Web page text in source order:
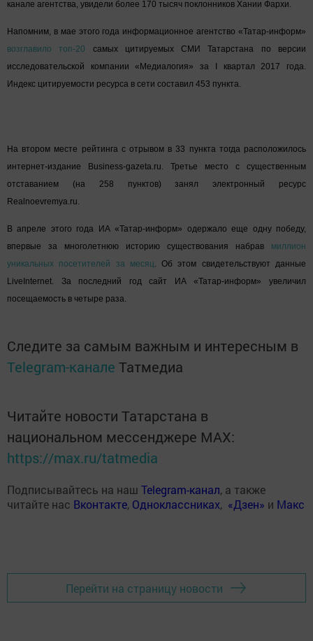
канале агентства, увидели более 170 тысяч поклонников Хании Фархи.
Напомним, в мае этого года информационное агентство «Татар-информ»
возглавило топ-20 самых цитируемых СМИ Татарстана по версии
исследовательской компании «Медиалогия» за I квартал 2017 года.
Индекс цитируемости ресурса в сети составил 453 пункта.
На втором месте рейтинга с отрывом в 33 пункта тогда расположилось
интернет-издание Business-gazeta.ru. Третье место с существенным
отставанием (на 258 пунктов) занял электронный ресурс
Realnoevremya.ru.
В апреле этого года ИА «Татар-информ» одержало еще одну победу,
впервые за многолетнюю историю существования набрав миллион
уникальных посетителей за месяц. Об этом свидетельствуют данные
LiveInternet. За последний год сайт ИА «Татар-информ» увеличил
посещаемость в четыре раза.
Следите за самым важным и интересным в
Telegram-канале Татмедиа
Читайте новости Татарстана в
национальном мессенджере MАХ:
https://max.ru/tatmedia
Подписывайтесь на наш Telegram-канал, а также
читайте нас Вконтакте, Одноклассниках, «Дзен» и Макс
Перейти на страницу новости